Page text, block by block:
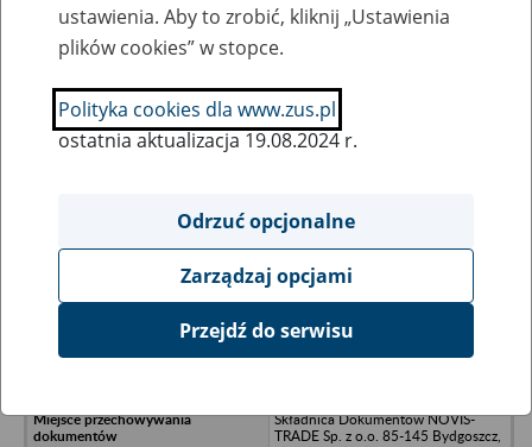
SZUKAJ
Ukryj wszystkie pozycje bazy
Galeria BFM - Bydgoszcz, ul.
Składnica Dokumentów NOVIS-
TRADE Sp. z o.o. 85-145 Bydgoszcz,
ustawienia. Aby to zrobić, kliknij „Ustawienia
plików cookies” w stopce.
Polityka cookies dla www.zus.pl
ostatnia aktualizacja 19.08.2024 r.
Odrzuć opcjonalne
Zarządzaj opcjami
Przejdź do serwisu